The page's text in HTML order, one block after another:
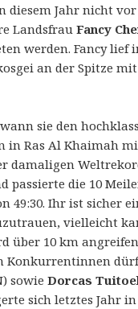
diesem Jahr nicht
LandsfrauFancy
werden. Fancy lief
an der Spitze
sie den
in Ras Al Khaimah
damaligen
passierte die 10
49:30. Ihr ist sicher
vielleicht
über 10 km
Konkurrentinnen
sowie Dorcas
sich letztes Jahr